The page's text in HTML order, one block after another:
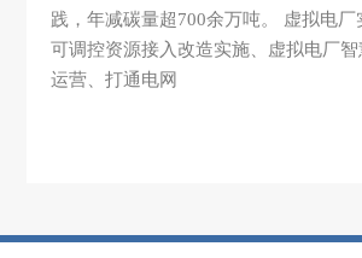
践，年减碳量超700余万吨。 虚拟电厂
可调控资源接入改造实施、虚拟电厂
运营、打通电网